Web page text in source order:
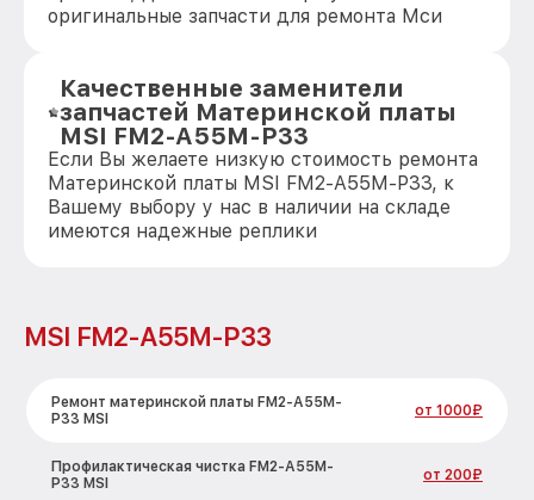
оригинальные запчасти для ремонта Мси
Качественные заменители
запчастей Материнской платы
MSI FM2-A55M-P33
Если Вы желаете низкую стоимость ремонта
Материнской платы MSI FM2-A55M-P33, к
Вашему выбору у нас в наличии на складе
имеются надежные реплики
MSI FM2-A55M-P33
Ремонт материнской платы FM2-A55M-
P33 MSI
от 1000₽
Профилактическая чистка FM2-A55M-
P33 MSI
от 200₽